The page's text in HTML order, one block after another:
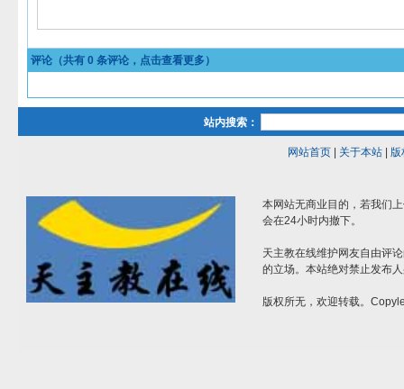
评论（共有 0 条评论，点击查看更多）
站内搜索：
网站首页| 关于本站| 版
本网站无商业目的，若我们
会在24小时内撤下。
天主教在线维护网友自由评
的立场。本站绝对禁止发布
版权所无，欢迎转载。